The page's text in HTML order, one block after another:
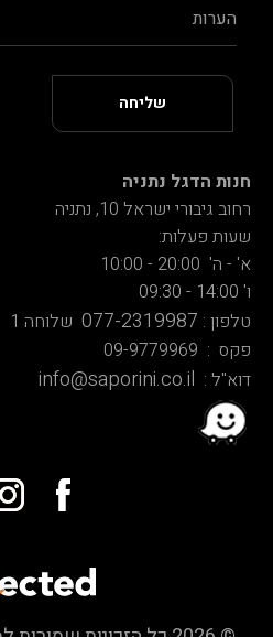
חנות הדגל נתניה
רחוב גיבורי ישראל 10, נתניה
שעות פעלות:
א' - ה' 20:00 - 10:00
ו' 14:00 - 09:30
טלפון : 077-2319987 שלוחה 1
פקס : 09-9779969
דוא"ל : info@saporini.co.il